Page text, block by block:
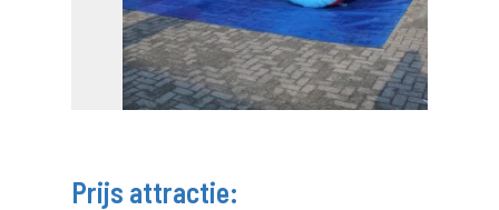
Prijs attractie: